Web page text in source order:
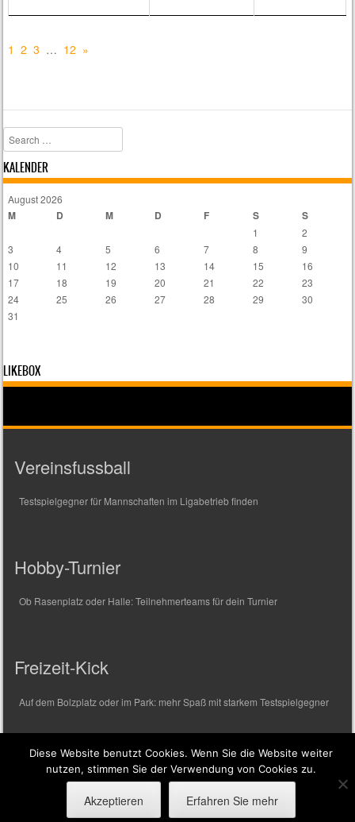
1 2 3 … 12 »
Search
KALENDER
August 2026
M D M D F S S
1
2
3
4 5 6 7 8
9
10
11 12 13 14 15
16
17
18 19 20 21 22
23
24
25 26 27 28 29
30
31
LIKEBOX
Vereinsfussball
Testspielgegner für Mannschaften im Ligabetrieb finden
Hobby-Turnier
Ob Rasenplatz oder Halle: Teilnehmerteams für dein Turnier
Freizeit-Kick
Auf dem Bolzplatz oder im Park: mehr Spaß mit starkem Testspielgegner
Copyright © 2020 TESTSPIELGEGNER.COM
Diese Website benutzt Cookies. Wenn Sie die Website weiter
nutzen, stimmen Sie der Verwendung von Cookies zu.
Akzeptieren Erfahren Sie mehr